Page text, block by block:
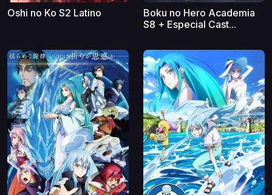
Oshi no Ko S2 Latino
Boku no Hero Academia
S8 + Especial Cast...